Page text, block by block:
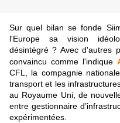
Sur quel bilan se fonde
l'Europe sa vision
désintégré ? Avec d'autres
convaincu comme l'indique
CFL, la compagnie
transport et les
au Royaume Uni, de
entre gestionnaire
expérimentées.